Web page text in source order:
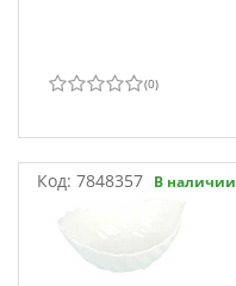
(0)
Код: 7848357 В наличии